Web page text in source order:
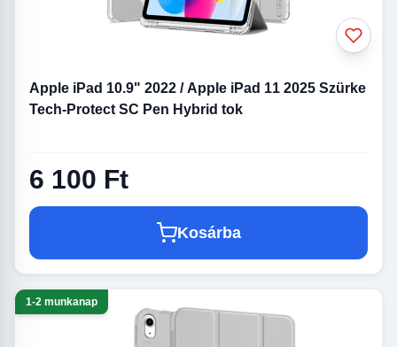
Apple iPad 10.9" 2022 / Apple iPad 11 2025 Szürke
Tech-Protect SC Pen Hybrid tok
6 100 Ft
Kosárba
1-2 munkanap